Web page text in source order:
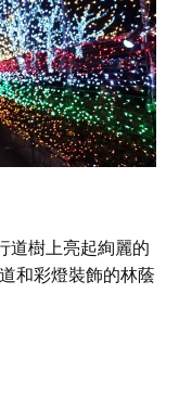
道樹上亮起絢麗的
和彩燈裝飾的林蔭